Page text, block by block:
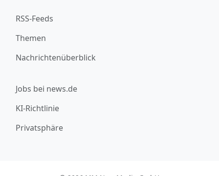
RSS-Feeds
Themen
Nachrichtenüberblick
Jobs bei news.de
KI-Richtlinie
Privatsphäre